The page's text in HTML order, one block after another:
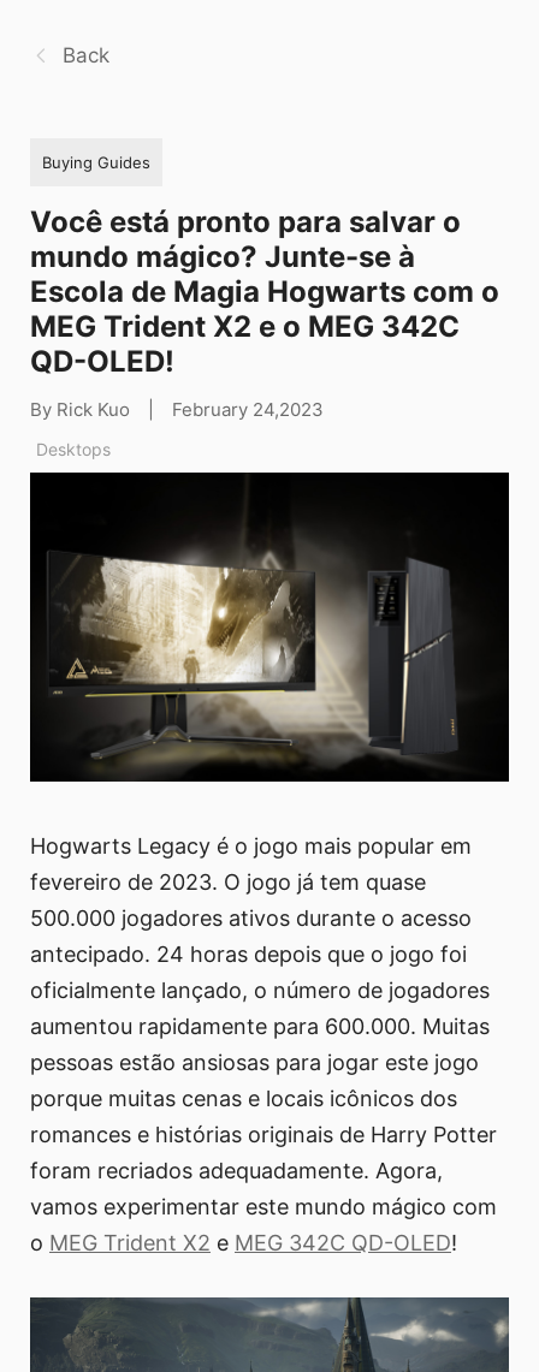
Back
Buying Guides
Você está pronto para salvar o
mundo mágico? Junte-se à
Escola de Magia Hogwarts com o
MEG Trident X2 e o MEG 342C
QD-OLED!
By Rick Kuo February 24,2023
Desktops
Hogwarts Legacy é o jogo mais popular em
fevereiro de 2023. O jogo já tem quase
500.000 jogadores ativos durante o acesso
antecipado. 24 horas depois que o jogo foi
oficialmente lançado, o número de jogadores
aumentou rapidamente para 600.000. Muitas
pessoas estão ansiosas para jogar este jogo
porque muitas cenas e locais icônicos dos
romances e histórias originais de Harry Potter
foram recriados adequadamente. Agora,
vamos experimentar este mundo mágico com
o MEG Trident X2 e MEG 342C QD-OLED!